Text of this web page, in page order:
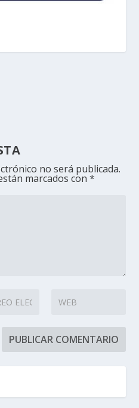
no será publicada.
marcados con*